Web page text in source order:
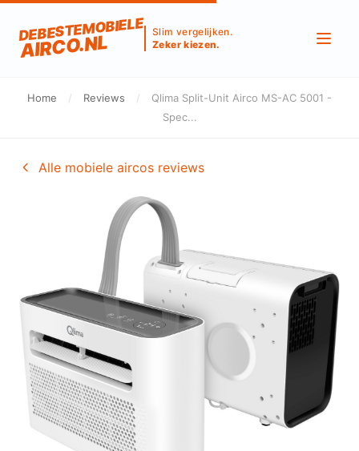
DEBESTEMOBIELE
AIRCO.NL
Slim vergelijken.
Zeker kiezen.
Home / Reviews /
Qlima Split-Unit Airco MS-AC 5001 -
Spec...
Alle mobiele aircos reviews